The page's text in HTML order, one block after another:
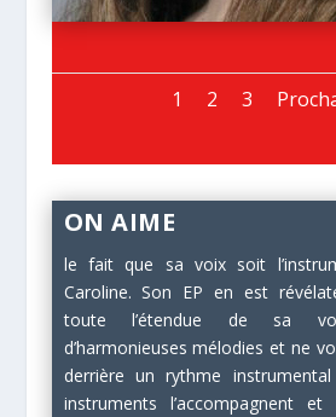
1 2 3
ON AIME
le fait que sa voix soit
Caroline. Son EP en est
toute l’étendue de sa
d’harmonieuses mélodies et ne
derrière un rythme instrumental
instruments l’accompagnent et